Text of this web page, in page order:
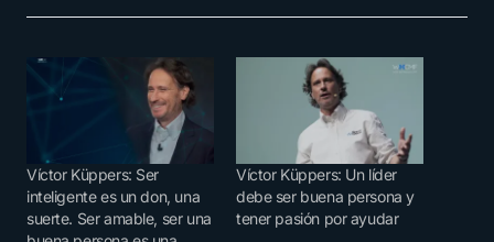
Víctor Küppers: Ser
inteligente es un don, una
suerte. Ser amable, ser una
Víctor Küppers: Un líder
debe ser buena persona y
tener pasión por ayudar